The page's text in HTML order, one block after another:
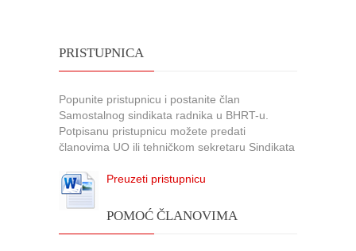
PRISTUPNICA
Popunite pristupnicu i postanite član
Samostalnog sindikata radnika u BHRT-u.
Potpisanu pristupnicu možete predati
članovima UO ili tehničkom sekretaru Sindikata
Preuzeti pristupnicu
POMOĆ ČLANOVIMA